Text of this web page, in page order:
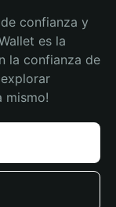
confianza y
es la
la confianza de
mismo!